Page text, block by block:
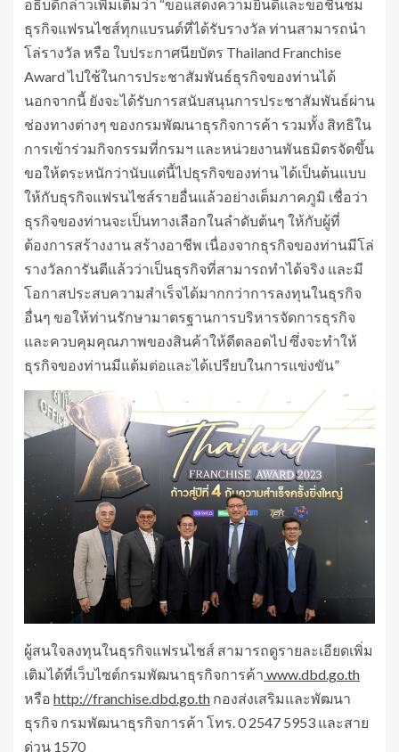
อธิบดีกล่าวเพิ่มเติมว่า “ขอแสดงความยินดีและขอชื่นชม
ธุรกิจแฟรนไชส์ทุกแบรนด์ที่ได้รับรางวัล ท่านสามารถนำ
โล่รางวัล หรือ ใบประกาศนียบัตร Thailand Franchise
Award ไปใช้ในการประชาสัมพันธ์ธุรกิจของท่านได้
นอกจากนี้ ยังจะได้รับการสนับสนุนการประชาสัมพันธ์ผ่าน
ช่องทางต่างๆ ของกรมพัฒนาธุรกิจการค้า รวมทั้ง สิทธิใน
การเข้าร่วมกิจกรรมที่กรมฯ และหน่วยงานพันธมิตรจัดขึ้น
ขอให้ตระหนักว่านับแต่นี้ไปธุรกิจของท่าน ได้เป็นต้นแบบ
ให้กับธุรกิจแฟรนไชส์รายอื่นแล้วอย่างเต็มภาคภูมิ เชื่อว่า
ธุรกิจของท่านจะเป็นทางเลือกในลำดับต้นๆ ให้กับผู้ที่
ต้องการสร้างงาน สร้างอาชีพ เนื่องจากธุรกิจของท่านมีโล่
รางวัลการันตีแล้วว่าเป็นธุรกิจที่สามารถทำได้จริง และมี
โอกาสประสบความสำเร็จได้มากกว่าการลงทุนในธุรกิจ
อื่นๆ ขอให้ท่านรักษามาตรฐานการบริหารจัดการธุรกิจ
และควบคุมคุณภาพของสินค้าให้ดีตลอดไป ซึ่งจะทำให้
ธุรกิจของท่านมีแต้มต่อและได้เปรียบในการแข่งขัน”
ผู้สนใจลงทุนในธุรกิจแฟรนไชส์ สามารถดูรายละเอียดเพิ่ม
เติมได้ที่เว็บไซต์กรมพัฒนาธุรกิจการค้า www.dbd.go.th
หรือ http://franchise.dbd.go.th กองส่งเสริมและพัฒนา
ธุรกิจ กรมพัฒนาธุรกิจการค้า โทร. 0 2547 5953 และสาย
ด่วน 1570